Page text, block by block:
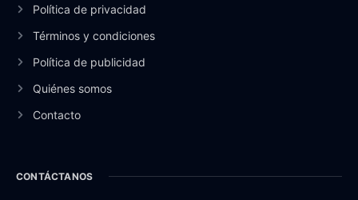
Política de privacidad
Términos y condiciones
Política de publicidad
Quiénes somos
Contacto
CONTÁCTANOS